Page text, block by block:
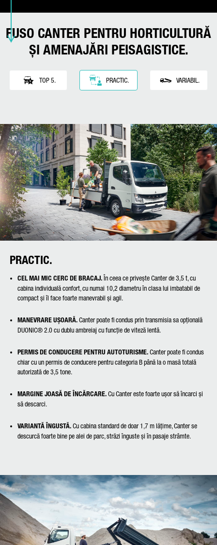
Vom prelucra, vom salva și vom utiliza datele dumneavoastră
cu atenție conform dispozițiilor legale privind protecția datelor
corespunzător consimțământului dumneavoastră numai în
protecția datelor
Friendly Captcha
FUSO CANTER PENTRU HORTICULTURĂ
ȘI AMENAJĂRI PEISAGISTICE.
TOP 5. PRACTIC. VARIABIL.
PRACTIC.
CEL MAI MIC CERC DE BRACAJ.În ceea ce privește Canter de 3,5 t, cu
cabina individuală confort, cu numai 10,2 diametru în clasa lui imbatabil de
compact și îl face foarte manevrabil și agil.
MANEVRARE UȘOARĂ.Canter poate fi condus prin transmisia sa opțională
DUONIC® 2.0 cu dublu ambreiaj cu funcție de viteză lentă.
​PERMIS DE CONDUCERE PENTRU AUTOTURISME.Canter poate fi condus
chiar cu un permis de conducere pentru categoria B până la o masă totală
autorizată de 3,5 tone.
MARGINE JOASĂ DE ÎNCĂRCARE.Cu Canter este foarte ușor să încarci și
să descarci.
VARIANTĂ ÎNGUSTĂ.Cu cabina standard de doar 1,7 m lățime, Canter se
descurcă foarte bine pe alei de parc, străzi înguste și în pasaje strâmte.